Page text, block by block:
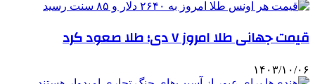
قیمت جهانی طلا امروز ۷ دی؛ طلا صعود کرد
۱۴۰۳/۱۰/۰۶